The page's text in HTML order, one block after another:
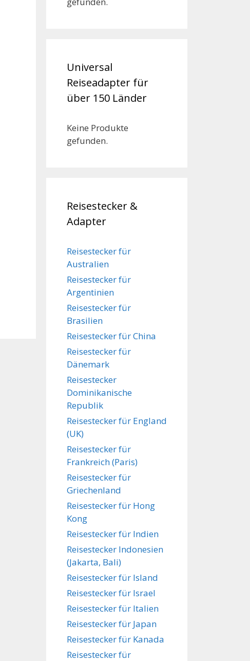
Universal
Reiseadapter für
über 150 Länder
Keine Produkte
gefunden.
Reisestecker &
Adapter
Reisestecker für
Australien
Reisestecker für
Argentinien
Reisestecker für
Brasilien
Reisestecker für China
Reisestecker für
Dänemark
Reisestecker
Dominikanische
Republik
Reisestecker für England
(UK)
Reisestecker für
Frankreich (Paris)
Reisestecker für
Griechenland
Reisestecker für Hong
Kong
Reisestecker für Indien
Reisestecker Indonesien
(Jakarta, Bali)
Reisestecker für Island
Reisestecker für Israel
Reisestecker für Italien
Reisestecker für Japan
Reisestecker für Kanada
Reisestecker für